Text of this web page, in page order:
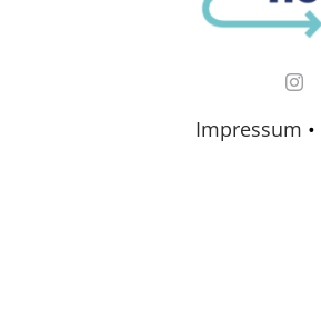
Impressum •